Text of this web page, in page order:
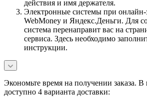
действия и имя держателя.
Электронные системы при онлайн-
WebMoney и Яндекс.Деньги. Для
система перенаправит вас на
сервиса. Здесь необходимо
инструкции.
Экономьте время на получении заказа. В
доступно 4 варианта доставки: